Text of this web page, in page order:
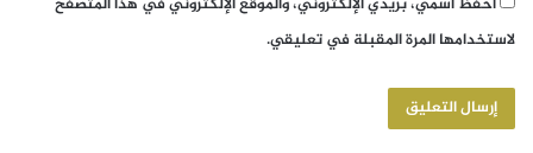
لاستخدامها المرة المقبلة في تعليقي.